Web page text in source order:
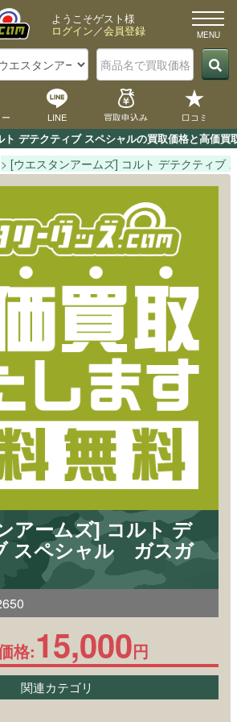
デテクティブ スペシャルの買取価格と高価
ようこそゲスト様
ログイン／会員登録
LINE 買取申込み 口コミ
[ウエスタンアームズ] コルト デテクティブ
アームズ] コルト デ
スペシャル ガスガ
格:15,000円
関連カテゴリ